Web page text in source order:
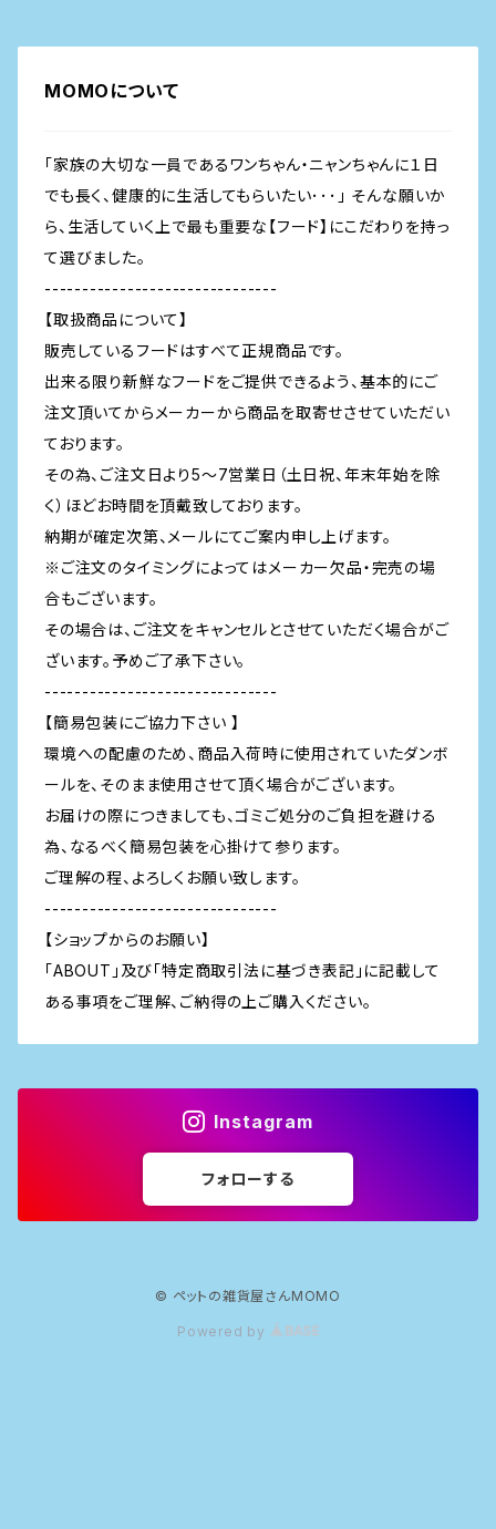
MOMOについて
「家族の大切な一員であるワンちゃん・ニャンちゃんに１日
でも長く、健康的に生活してもらいたい･･･」 そんな願いか
ら、生活していく上で最も重要な【フード】にこだわりを持っ
て選びました。
-------------------------------
【取扱商品について】
販売しているフードはすべて正規商品です。
出来る限り新鮮なフードをご提供できるよう、基本的にご
注文頂いてからメーカーから商品を取寄せさせていただい
ております。
その為、ご注文日より5～7営業日（土日祝、年末年始を除
く）ほどお時間を頂戴致しております。
納期が確定次第、メールにてご案内申し上げます。
※ご注文のタイミングによってはメーカー欠品・完売の場
合もございます。
その場合は、ご注文をキャンセルとさせていただく場合がご
ざいます。予めご了承下さい。
-------------------------------
【簡易包装にご協力下さい 】
環境への配慮のため、商品入荷時に使用されていたダンボ
ールを、そのまま使用させて頂く場合がございます。
お届けの際につきましても、ゴミご処分のご負担を避ける
為、なるべく簡易包装を心掛けて参ります。
ご理解の程、よろしくお願い致します。
-------------------------------
【ショップからのお願い】
「ABOUT」及び「特定商取引法に基づき表記」に記載して
ある事項をご理解、ご納得の上ご購入ください。
Instagram
フォローする
© ペットの雑貨屋さんMOMO
Powered by